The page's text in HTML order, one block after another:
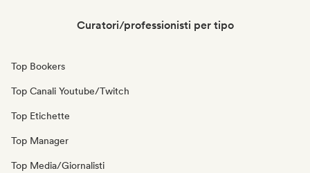
Curatori/professionisti per tipo
Top Bookers
Top Canali Youtube/Twitch
Top Etichette
Top Manager
Top Media/Giornalisti